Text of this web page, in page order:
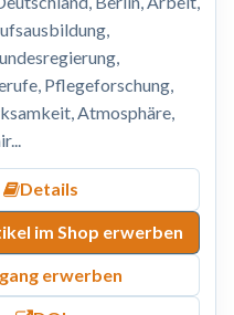
Pflegeforschung,
Atmosphäre,
Details
im Shop erwerben
erwerben